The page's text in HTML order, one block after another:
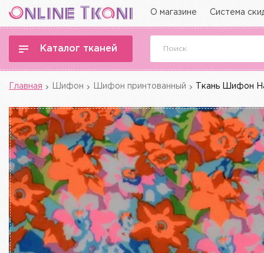
О магазине Система
Каталог тканей
Главная Шифон Шифон принтованный Ткань Шифон